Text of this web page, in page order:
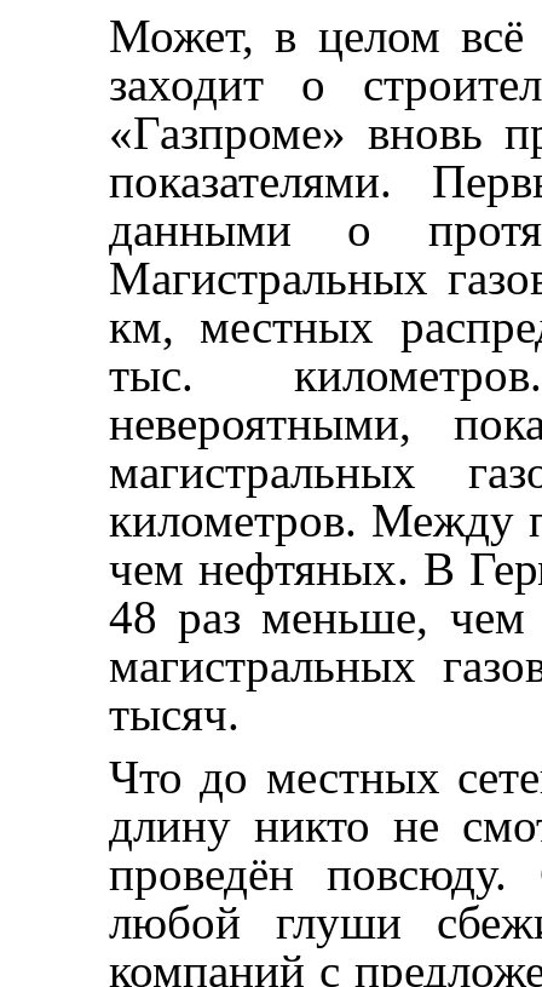
Может, в целом всё
заходит о
«Газпроме» вновь
показателями.
данными о
Магистральных
км, местных
тыс.
невероятными,
магистральных
километров. Между
чем нефтяных. В
48 раз меньше,
магистральных
тысяч.
Что до местных
длину никто не
проведён
любой глуши
компаний с